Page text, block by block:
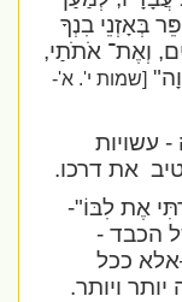
בִנְךָ
וְאֶת־ אֹתֹתַי,
[שמות י'. א'-
את דרכו.
אֶת לִבּוֹ"-
-
ככל
ויותר.